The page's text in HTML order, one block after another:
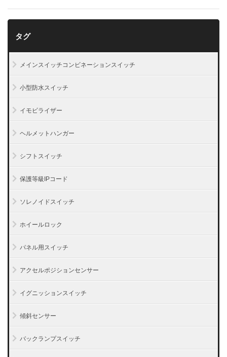
タグ
メインスイッチコンビネーションスイッチ
小型防水スイッチ
イモビライザー
ヘルメットハンガー
シフトスイッチ
保護等級IPコード
ソレノイドスイッチ
ホイールロック
パネル用スイッチ
アクセルポジションセンサー
イグニッションスイッチ
傾斜センサー
バックランプスイッチ